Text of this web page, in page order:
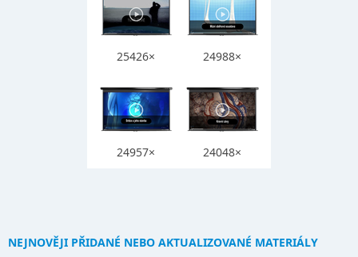
25426× 24988×
24957× 24048×
NEJNOVĚJI PŘIDANÉ NEBO AKTUALIZOVANÉ MATERIÁLY